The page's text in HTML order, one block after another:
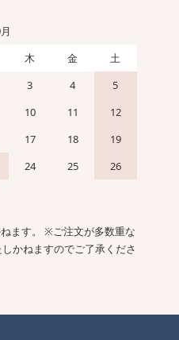
木 金
土
3 4
5
10 11
12
17 18
19
24 25
26
ます。 ※ご注文が多数重な
かねますのでご了承くださ